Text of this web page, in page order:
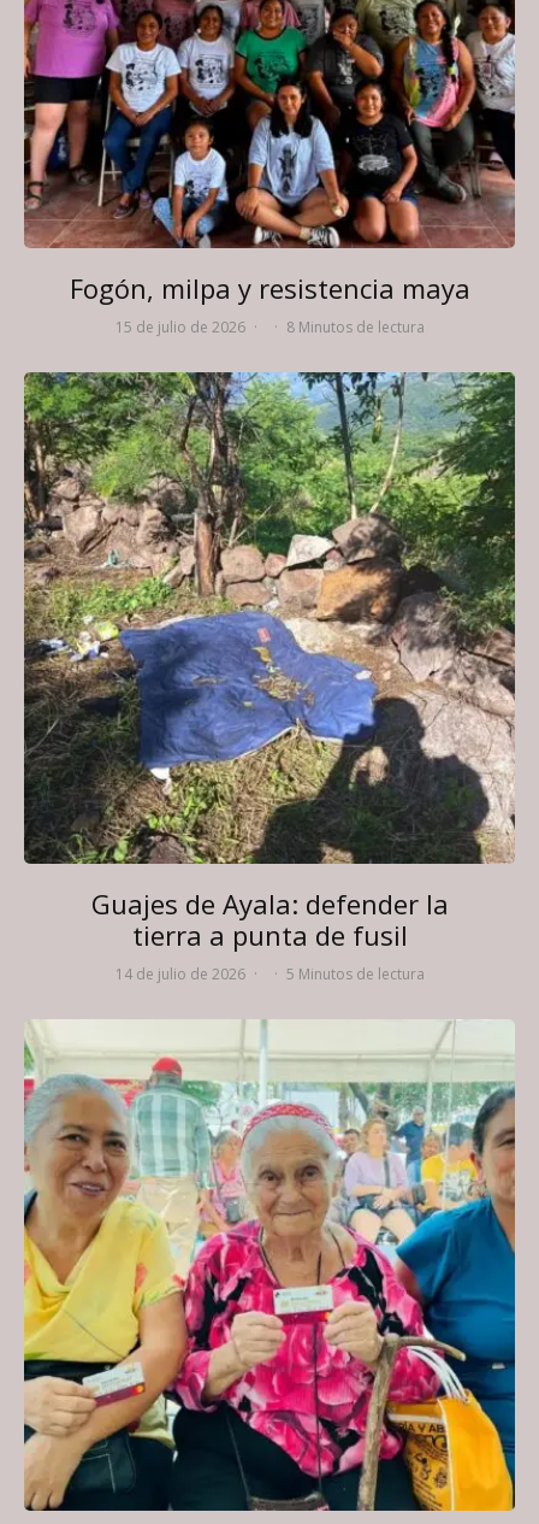
Fogón, milpa y resistencia maya
15 de julio de 2026 · · 8 Minutos de lectura
Guajes de Ayala: defender la
tierra a punta de fusil
14 de julio de 2026 · · 5 Minutos de lectura